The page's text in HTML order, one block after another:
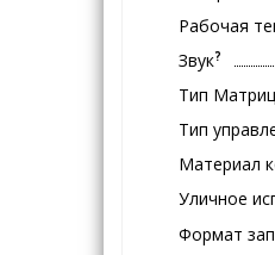
Рабочая
Звук?
Тип
Тип
Материал
Уличное
Формат